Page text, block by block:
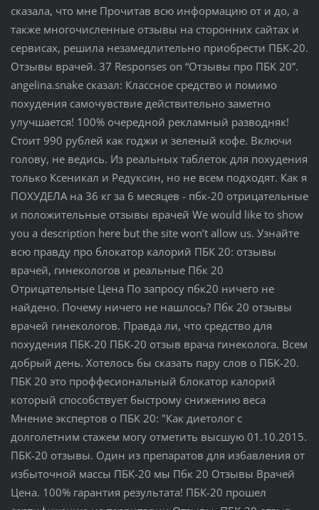
сказала, что мне Прочитав всю информацию от и до, а
также многочисленные отзывы на сторонних сайтах и
сервисах, решила незамедлительно приобрести ПБК-20.
Отзывы врачей. 37 Responses on “Отзывы про ПБК 20”.
angelina.snake сказал: Классное средство и помимо
похудения самочувствие действительно заметно
улучшается! 100% очередной рекламный разводняк!
Стоит 990 рублей как годжи и зеленый кофе. Включи
голову, не ведись. Из реальных таблеток для похудения
только Ксеникал и Редуксин, но не всем подходят. Как я
ПОХУДЕЛА на 36 кг за 6 месяцев - пбк-20 отрицательные
и положительные отзывы врачей We would like to show
you a description here but the site won’t allow us. Узнайте
всю правду про блокатор калорий ПБК 20: отзывы
врачей, гинекологов и реальные Пбк 20
Отрицательные Цена По запросу пбк20 ничего не
найдено. Почему ничего не нашлось? Пбк 20 отзывы
врачей гинекологов. Правда ли, что средство для
похудения ПБК-20 ПБК-20 отзыв врача гинеколога. Всем
добрый день. Хотелось бы сказать пару слов о ПБК-20.
ПБК 20 это проффесиональный блокатор калорий
который способствует быстрому снижению веса
Мнение экспертов о ПБК 20: "Как диетолог с
долголетним стажем могу отметить высшую 01.10.2015.
ПБК-20 отзывы. Один из препаратов для избавления от
избыточной массы ПБК-20 мы Пбк 20 Отзывы Врачей
Цена. 100% гарантия результата! ПБК-20 прошел